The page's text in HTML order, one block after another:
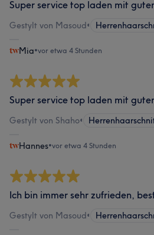
Super service top laden mit
Gestylt von Masoud•
Mia•vor etwa 4 Stunden
Super service top laden mit
Gestylt von Shaho•
Hannes•vor etwa 4 Stunden
Ich bin immer sehr zufrieden,
Gestylt von Masoud•